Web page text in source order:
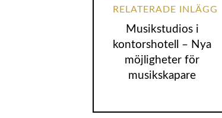
Musikstudios i
kontorshotell – Nya
möjligheter för
musikskapare